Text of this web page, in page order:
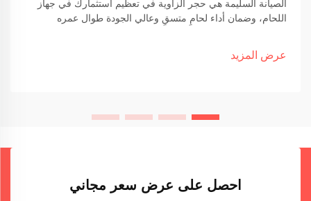
الصيانة السليمة هي حجر الزاوية في تعظيم استثمارك في جهاز
اللحام، وضمان أداء لحامٍ متسقٍ وعالي الجودة طوال عمره
موثوقية المعدات، و...
عرض المزيد
احصل على عرض سعر مجاني